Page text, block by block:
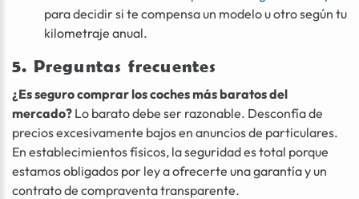
para decidir si te compensa un modelo u otro según tu
kilometraje anual.
5. Preguntas frecuentes
¿Es seguro comprar los coches más baratos del
mercado? Lo barato debe ser razonable. Desconfía de
precios excesivamente bajos en anuncios de particulares.
En establecimientos físicos, la seguridad es total porque
estamos obligados por ley a ofrecerte una garantía y un
contrato de compraventa transparente.